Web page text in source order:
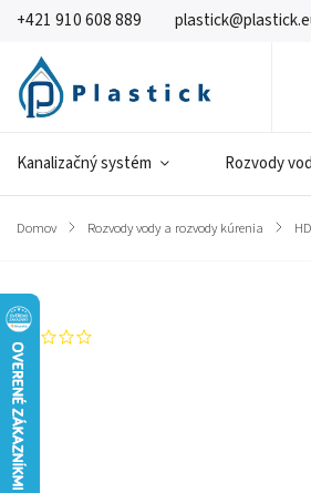
+421 910 608 889
Kanalizačný systém Rozvody
Domov / Rozvody vody a rozvody kúrenia /
Značka: